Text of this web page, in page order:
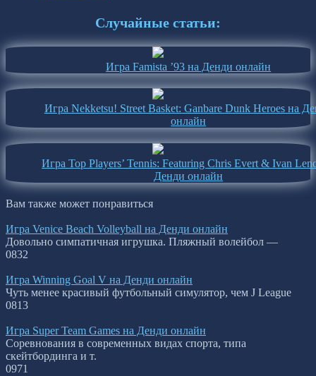
Случайные статьи:
Игра Famista ’93 на Денди онлайн
Игра Nekketsu! Street Basket: Ganbare Dunk Heroes на
онлайн
Игра Top Players’ Tennis: Featuring Chris Evert & Ivan
Денди онлайн
Вам также может понравиться
Игра Venice Beach Volleyball на Денди онлайн
Довольно симпатичная игрушка. Пляжный волейбол —
0832
Игра Winning Goal V на Денди онлайн
Чуть менее красивый футбольный симулятор, чем J League
0813
Игра Super Team Games на Денди онлайн
Соревнования в современных видах спорта, типа
скейтбординга и т.
0971